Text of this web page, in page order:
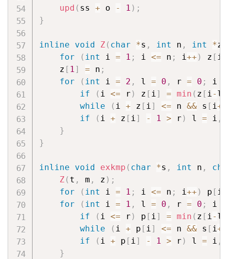
upd ( ss + o - 1 ) ;
}
inline void Z( char *s , int n , int *z
for
( int i = 1 ; i <= n ; i++ ) z [ i
    z
[ 1] = n ;
for
( int i = 2 , l = 0 , r = 0 ; i
if
( i <= r ) z [ i] = min ( z [ i- l
while
( i + z [ i] <= n && s [ i+
if
( i + z [ i] - 1 > r ) l = i ,
}
}
inline void exkmp ( char *s , int n ,
Z( t , m , z ) ;
for
( int i = 1 ; i <= n ; i++ ) p [ i
for
( int i = 1 , l = 0 , r = 0 ; i
if
( i <= r ) p [ i] = min ( z [ i- l
while
( i + p [ i] <= n && s [ i+
if
( i + p [ i] - 1 > r ) l = i ,
}